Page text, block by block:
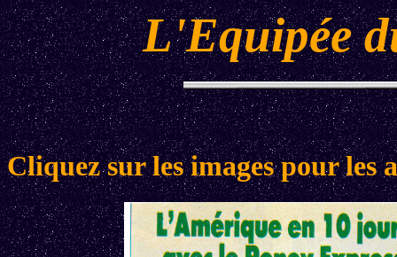
L'Equipée
Cliquez sur les images pour les